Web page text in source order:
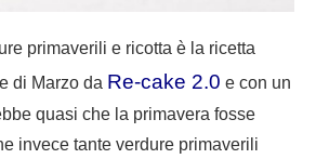
primaverili e ricotta è la ricetta
di Marzo da Re-cake 2.0 e con un
quasi che la primavera fosse
invece tante verdure primaverili